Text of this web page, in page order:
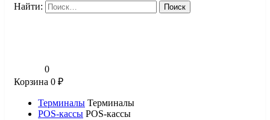
Найти:
0
Корзина 0 ₽
Терминалы Терминалы
POS-кассы POS-кассы